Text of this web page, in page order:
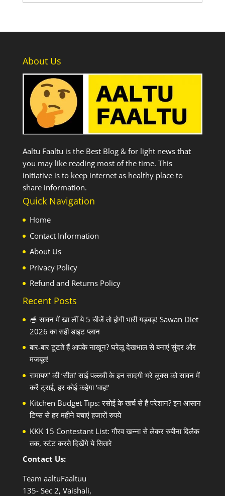
About Us
Aaltu Faaltu is the Best Blog & for light news that
you may like reading most of the time. This
initiative is to keep internet as healthy place to
share information.
Quick Navigation
Home
Contact Information
About Us
Privacy Policy
Refund and Returns Policy
Recent Posts
🥣 सावन में खा लीं ये 5 चीजें तो होगी भारी गड़बड़! Sawan Diet
2026 का सही डाइट प्लान
बार-बार टूटते हैं आपके नाखून? घरेलू देखभाल से बनाएं सुंदर और
मजबूत!
रामायण’ की ‘सीता’ साई पल्लवी के इन सादगी भरे लुक्स को सावन में
करें ट्राई, हर कोई कहेगा ‘वाह!’
Kitchen Budget Tips: रसोई के खर्च से हैं परेशान? इन आसान
टिप्स से हर महीने बचाएं हजारों रुपये
KKK 15 Contestant List: गौरव खन्ना से लेकर रुबीना दिलैक
तक, स्टंट करते दिखेंगे ये सितारे
Contact Us:
Team aaltuFaaltuu
135- Sec 2, Vaishali,